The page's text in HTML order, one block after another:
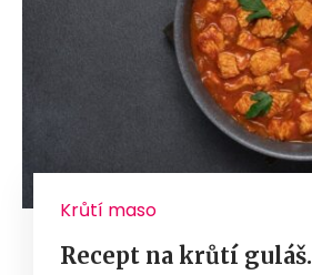
Krůtí maso
Recept na krůtí guláš.